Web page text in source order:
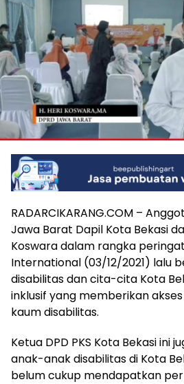
RADARCIKARANG.COM –
Jawa Barat Dapil Kota Bekasi
Koswara dalam rangka
International (03/12/2021) lalu
disabilitas dan cita-cita Kota
inklusif yang memberikan
kaum disabilitas.
Ketua DPD PKS Kota Bekasi ini
anak-anak disabilitas di Kota
belum cukup mendapatkan